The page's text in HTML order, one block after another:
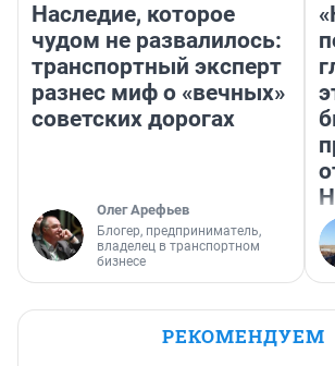
Наследие, которое
чудом не развалилось:
транспортный эксперт
разнес миф о «вечных»
советских дорогах
Олег Арефьев
Блогер, предприниматель,
владелец в транспортном
бизнесе
РЕКОМЕНДУЕМ